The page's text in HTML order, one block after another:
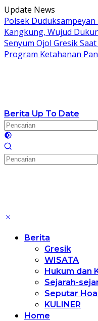
Langsung
ke
konten
Update News
Polsek
Kangkung, Wujud
Senyum Ojol Gresik
Program Ketahanan
Berita Up To Date
Berita
Gresik
WISATA
Hukum dan
Sejarah-
Seputar
KULINER
Home